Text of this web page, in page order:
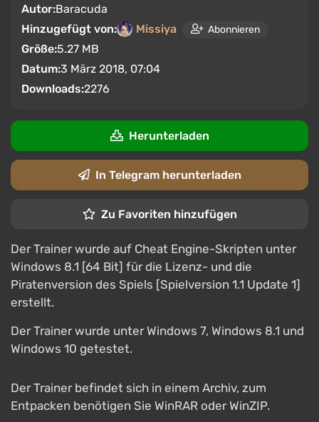
Autor:Baracuda
Hinzugefügt von:
Missiya Abonnieren
Größe:5.27 MB
Datum:3 März 2018, 07:04
Downloads:2276
Herunterladen
In Telegram herunterladen
Zu Favoriten hinzufügen
Der Trainer wurde auf Cheat Engine-Skripten unter
Windows 8.1 [64 Bit] für die Lizenz- und die
Piratenversion des Spiels [Spielversion 1.1 Update 1]
erstellt.
Der Trainer wurde unter Windows 7, Windows 8.1 und
Windows 10 getestet.
Der Trainer befindet sich in einem Archiv, zum
Entpacken benötigen Sie WinRAR oder WinZIP.